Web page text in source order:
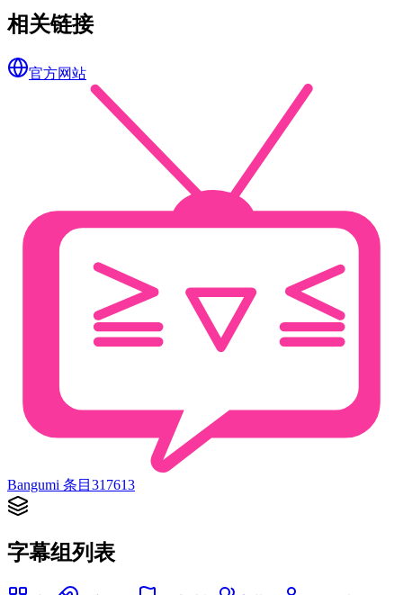
相关链接
官方网站
Bangumi 条目 317613
字幕组列表